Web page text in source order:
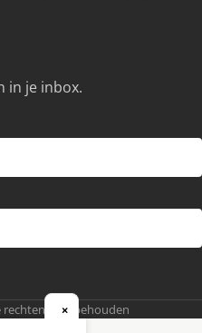
in je inbox.
rechten voorbehouden
×